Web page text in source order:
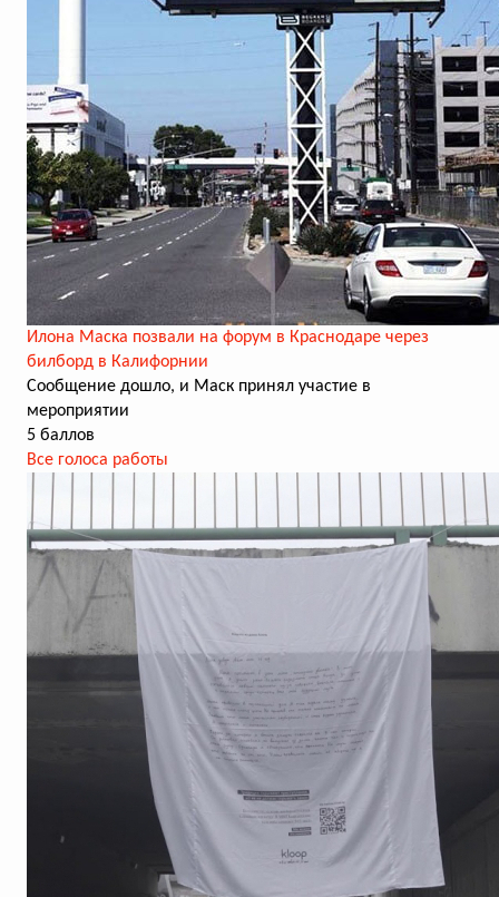
Илона Маска позвали на форум в Краснодаре через
билборд в Калифорнии
Сообщение дошло, и Маск принял участие в
мероприятии
5 баллов
Все голоса работы